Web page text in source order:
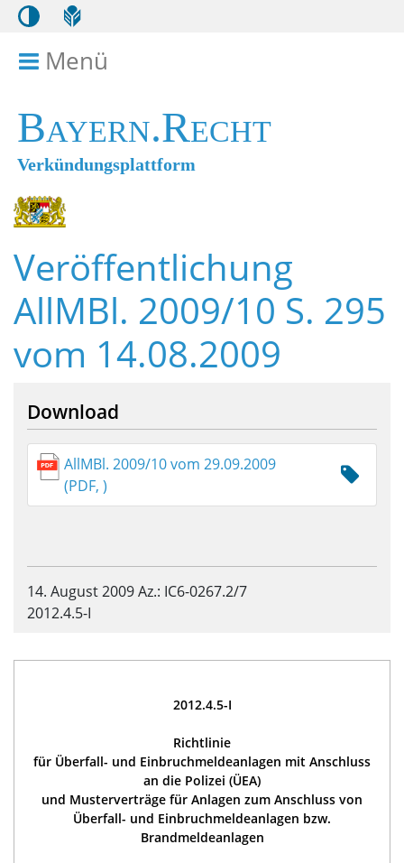
Menü
Bayern.Recht
Verkündungsplattform
Veröffentlichung
AllMBl. 2009/10 S. 295
vom 14.08.2009
Download
AllMBl. 2009/10 vom 29.09.2009
(PDF, )
14. August 2009 Az.: IC6-0267.2/7
2012.4.5-I
2012.4.5-I
Richtlinie
für Überfall- und Einbruchmeldeanlagen mit Anschluss
an die Polizei (ÜEA)
und Musterverträge für Anlagen zum Anschluss von
Überfall- und Einbruchmeldeanlagen bzw.
Brandmeldeanlagen